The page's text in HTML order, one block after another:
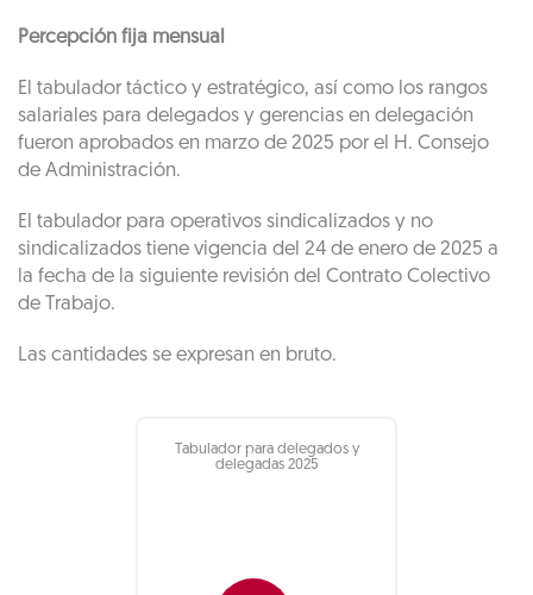
Percepción fija mensual
El tabulador táctico y estratégico, así como los rangos
salariales para delegados y gerencias en delegación
fueron aprobados en marzo de 2025 por el H. Consejo
de Administración.
El tabulador para operativos sindicalizados y no
sindicalizados tiene vigencia del 24 de enero de 2025 a
la fecha de la siguiente revisión del Contrato Colectivo
de Trabajo.
Las cantidades se expresan en bruto.
Tabulador para delegados y
delegadas 2025